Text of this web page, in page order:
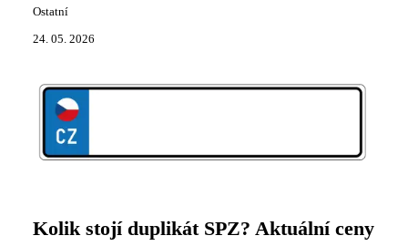
Ostatní
24. 05. 2026
Kolik stojí duplikát SPZ? Aktuální ceny